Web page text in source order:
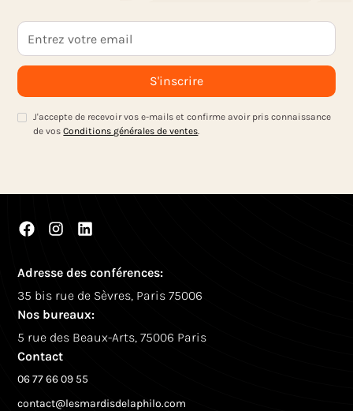
J'accepte de recevoir vos e-mails et confirme avoir pris connaissance
de vosConditions générales de ventes.
Adresse des conférences:
35 bis rue de Sèvres, Paris 75006
Nos bureaux:
5 rue des Beaux-Arts, 75006 Paris
Contact
06 77 66 09 55
contact@lesmardisdelaphilo.com